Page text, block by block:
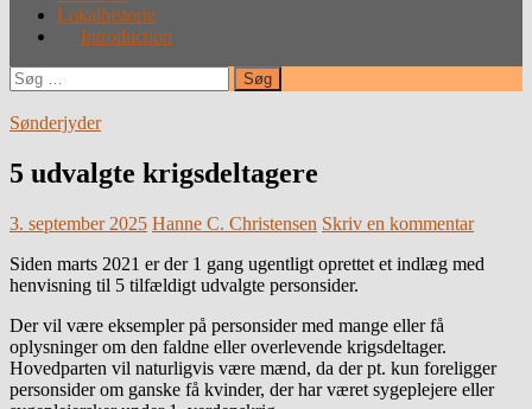
Lokalhistorie
Introduction
Søg
efter:
Sønderjyder
5 udvalgte krigsdeltagere
3. september 2025 Hanne C. Christensen Skriv en kommentar
Siden marts 2021 er der 1 gang ugentligt oprettet et indlæg med
henvisning til 5 tilfældigt udvalgte personsider.
Der vil være eksempler på personsider med mange eller få
oplysninger om den faldne eller overlevende krigsdeltager.
Hovedparten vil naturligvis være mænd, da der pt. kun foreligger
personsider om ganske få kvinder, der har været sygeplejere eller